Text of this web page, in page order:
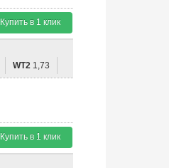
Купить в 1 клик
WT2 1,73
Купить в 1 клик